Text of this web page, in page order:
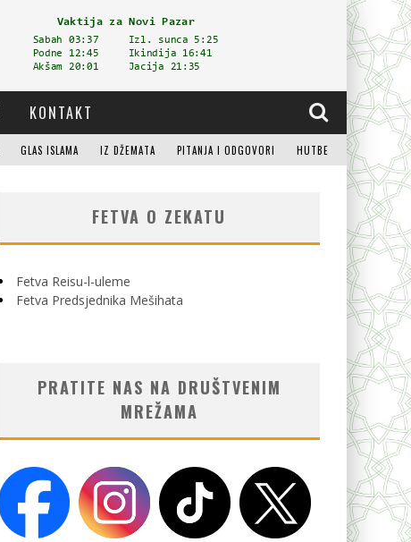
KONTAKT
GLAS ISLAMA IZ DŽEMATA PITANJA I ODGOVORI HUTBE
FETVA O ZEKATU
Fetva Reisu-l-uleme
Fetva Predsjednika Mešihata
PRATITE NAS NA DRUŠTVENIM
MREŽAMA